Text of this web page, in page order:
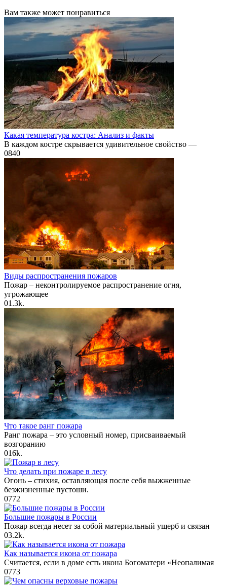
Вам также может понравиться
Какая температура костра: Анализ и факты
В каждом костре скрывается удивительное свойство —
0840
Виды распространения пожаров
Пожар – неконтролируемое распространение огня,
угрожающее
01.3k.
Что такое ранг пожара
Ранг пожара – это условный номер, присваиваемый
возгоранию
016k.
Что делать при пожаре в лесу
Огонь – стихия, оставляющая после себя выжженные
безжизненные пустоши.
0772
Большие пожары в России
Пожар всегда несет за собой материальный ущерб и связан
03.2k.
Как называется икона от пожара
Считается, если в доме есть икона Богоматери «Неопалимая
0773